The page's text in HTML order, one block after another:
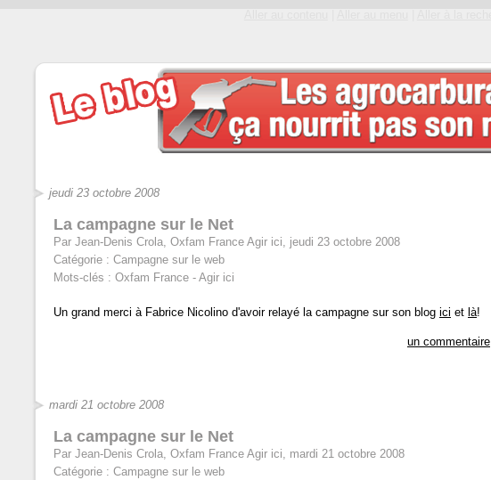
jeudi 23 octobre 2008
La campagne sur le Net
Par Jean-Denis Crola, Oxfam France Agir ici, jeudi 23 octobre 2008
Catégorie : Campagne sur le web
Mots-clés : Oxfam France - Agir ici
Un grand merci à Fabrice Nicolino d'avoir relayé la campagne sur son blog ici et là!
un commentaire
mardi 21 octobre 2008
La campagne sur le Net
Par Jean-Denis Crola, Oxfam France Agir ici, mardi 21 octobre 2008
Catégorie : Campagne sur le web